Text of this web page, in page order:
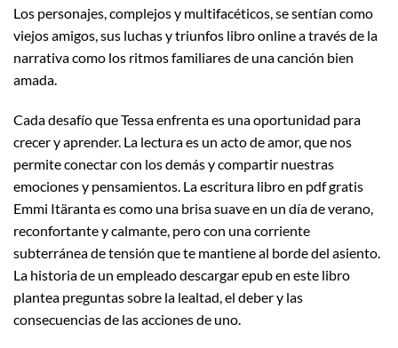
Los personajes, complejos y multifacéticos, se sentían como
viejos amigos, sus luchas y triunfos libro online​ a través de la
narrativa como los ritmos familiares de una canción bien
amada.
Cada desafío que Tessa enfrenta es una oportunidad para
crecer y aprender. La lectura es un acto de amor, que nos
permite conectar con los demás y compartir nuestras
emociones y pensamientos. La escritura libro en pdf gratis
Emmi Itäranta es como una brisa suave en un día de verano,
reconfortante y calmante, pero con una corriente
subterránea de tensión que te mantiene al borde del asiento.
La historia de un empleado descargar epub en este libro
plantea preguntas sobre la lealtad, el deber y las
consecuencias de las acciones de uno.